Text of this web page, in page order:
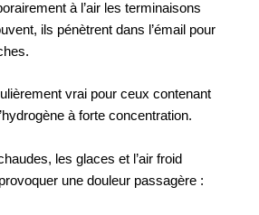
à l’air les terminaisons
ils pénètrent dans l’émail pour
vrai pour ceux contenant
à forte concentration.
les glaces et l’air froid
une douleur passagère :